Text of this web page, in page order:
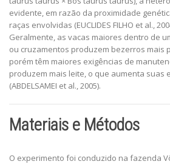
evidente, em razão da proximidade
raças envolvidas (EUCLIDES FILHO et al.,
Geralmente, as vacas maiores dentro de
ou cruzamentos produzem bezerros mais
porém têm maiores exigências de
produzem mais leite, o que aumenta suas
(ABDELSAMEI et al., 2005).
Materiais e Métodos
O experimento foi conduzido na fazenda